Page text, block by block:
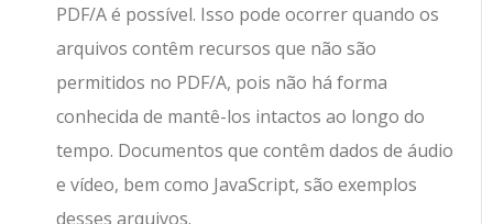
PDF/A é possível. Isso pode ocorrer quando os
arquivos contêm recursos que não são
permitidos no PDF/A, pois não há forma
conhecida de mantê-los intactos ao longo do
tempo. Documentos que contêm dados de áudio
e vídeo, bem como JavaScript, são exemplos
desses arquivos.